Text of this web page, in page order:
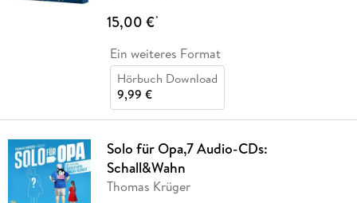
15,00 €*
Ein weiteres Format
Hörbuch Download
9,99 €
Solo für Opa,7 Audio-CDs:
Schall&Wahn
Thomas Krüger